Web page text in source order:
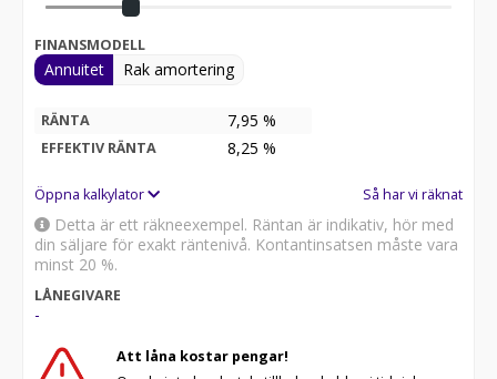
FINANSMODELL
Annuitet Rak amortering
RÄNTA 7,95 %
EFFEKTIV RÄNTA 8,25 %
Öppna kalkylator Så har vi räknat
Detta är ett räkneexempel. Räntan är indikativ, hör med
din säljare för exakt räntenivå. Kontantinsatsen måste vara
minst 20 %.
LÅNEGIVARE
-
Att låna kostar pengar!